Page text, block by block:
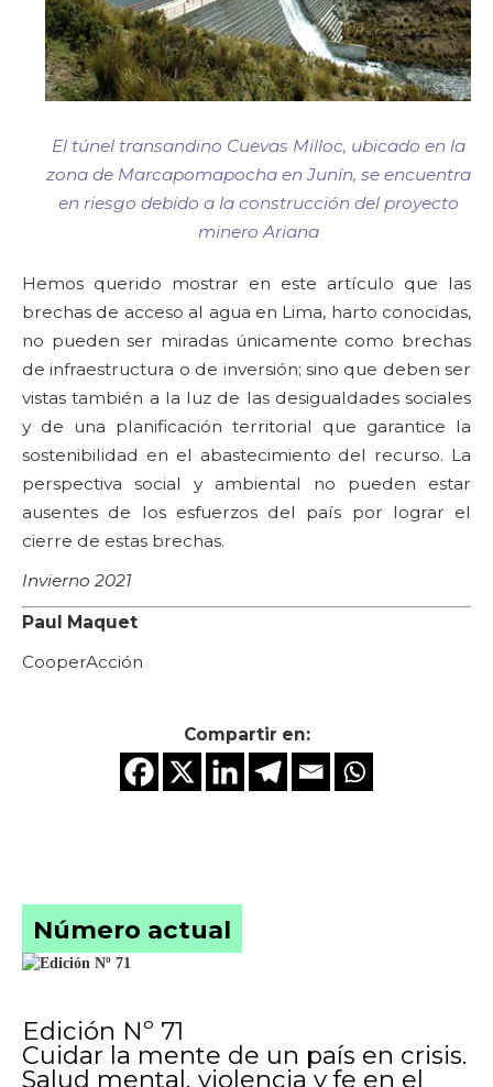
El túnel transandino Cuevas Milloc, ubicado en la
zona de Marcapomapocha en Junín, se encuentra
en riesgo debido a la construcción del proyecto
minero Ariana
Hemos querido mostrar en este artículo que las
brechas de acceso al agua en Lima, harto conocidas,
no pueden ser miradas únicamente como brechas
de infraestructura o de inversión; sino que deben ser
vistas también a la luz de las desigualdades sociales
y de una planificación territorial que garantice la
sostenibilidad en el abastecimiento del recurso. La
perspectiva social y ambiental no pueden estar
ausentes de los esfuerzos del país por lograr el
cierre de estas brechas.
Invierno 2021
Paul Maquet
CooperAcción
Compartir en:
Número actual
Edición Nº 71
Cuidar la mente de un país en crisis.
Salud mental, violencia y fe en el